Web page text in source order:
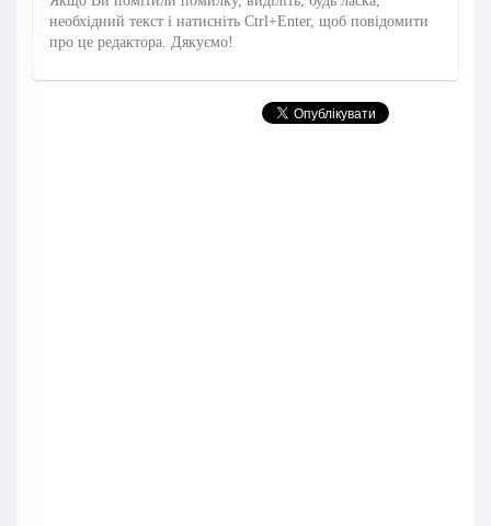
необхідний текст і натисніть Ctrl+Enter, щоб повідомити
про це редактора. Дякуємо!